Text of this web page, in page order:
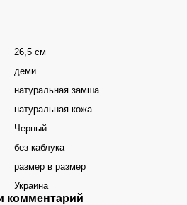
26,5 см
деми
натуральная замша
натуральная кожа
Черный
без каблука
размер в размер
Украина
комментарий